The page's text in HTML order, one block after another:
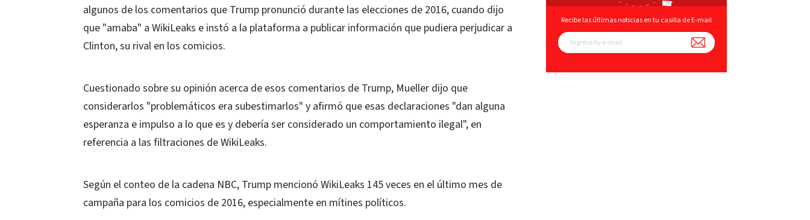
algunos de los comentarios que Trump pronunció durante las elecciones de 2016, cuando dijo
que "amaba" a WikiLeaks e instó a la plataforma a publicar información que pudiera perjudicar a
Clinton, su rival en los comicios.
Cuestionado sobre su opinión acerca de esos comentarios de Trump, Mueller dijo que
considerarlos "problemáticos era subestimarlos" y afirmó que esas declaraciones "dan alguna
esperanza e impulso a lo que es y debería ser considerado un comportamiento ilegal", en
referencia a las filtraciones de WikiLeaks.
Según el conteo de la cadena NBC, Trump mencionó WikiLeaks 145 veces en el último mes de
campaña para los comicios de 2016, especialmente en mítines políticos.
Recibe las últimas noticias en tu casilla de E-mail